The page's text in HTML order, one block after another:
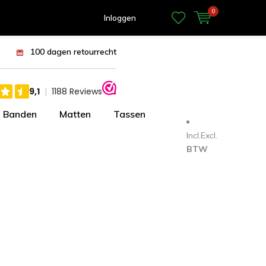
Inloggen
0
100 dagen retourrecht
Banden Matten Tassen
Incl.Excl.
BTW